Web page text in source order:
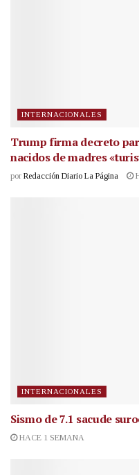
INTERNACIONALES
Trump firma decreto
nacidos de madres
por Redacción Diario La Página
INTERNACIONALES
Sismo de 7.1 sacude
HACE 1 SEMANA